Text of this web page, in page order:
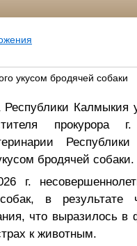
укусом бродячей собаки
Калмыкия
прокурора
бродячей собаки.
г.
в результате
что выразилось в
к животным.